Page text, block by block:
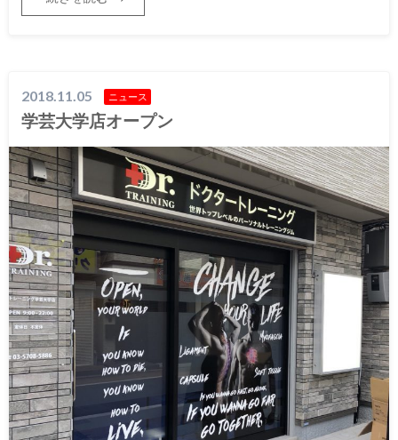
2018.11.05 ニュース
学芸大学店オープン